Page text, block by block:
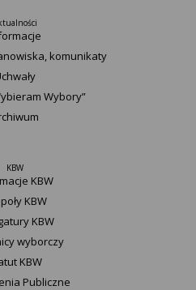
komunikaty
Wybory”
KBW
KBW
KBW
​KBW
wyborczy
K​BW
Publiczne